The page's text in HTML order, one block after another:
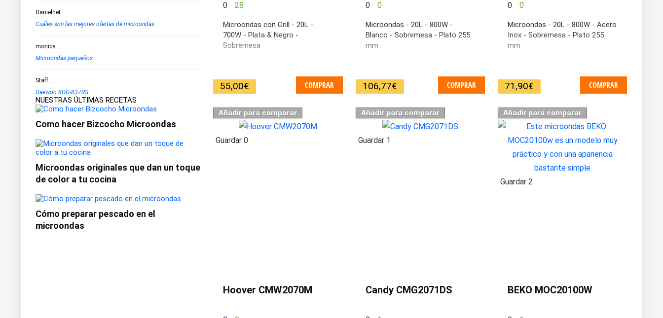
Danielnet ...
Cuáles son las mejores ofertas de microondas
monica ...
Microondas pequeños
Staff ...
Daewoo KOG-837RS
NUESTRAS ÚLTIMAS RECETAS
Como hacer Bizcocho Microondas
Microondas originales que dan un toque
de color a tu cocina
Cómo preparar pescado en el
microondas
0 28
Microondas con Grill - 20L -
700W - Plata & Negro -
Sobremesa
55,00€ COMPRAR
0 0
Microondas - 20L - 800W -
Blanco - Sobremesa - Plato 255
mm
106,77€ COMPRAR
0 0
Microondas - 20L - 800W - Acero
Inox - Sobremesa - Plato 255
mm
71,90€ COMPRAR
Añadir para comparar
Guardar 0
Hoover CMW2070M
Añadir para comparar
Guardar 1
Candy CMG2071DS
Añadir para comparar
Guardar 2
BEKO MOC20100W